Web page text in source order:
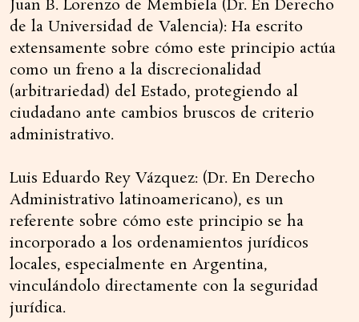
Juan B. Lorenzo de Membiela (Dr. En Derecho
de la Universidad de Valencia): Ha escrito
extensamente sobre cómo este principio actúa
como un freno a la discrecionalidad
(arbitrariedad) del Estado, protegiendo al
ciudadano ante cambios bruscos de criterio
administrativo.
Luis Eduardo Rey Vázquez: (Dr. En Derecho
Administrativo latinoamericano), es un
referente sobre cómo este principio se ha
incorporado a los ordenamientos jurídicos
locales, especialmente en Argentina,
vinculándolo directamente con la seguridad
jurídica.